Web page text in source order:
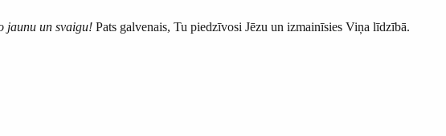
jaunu un svaigu! Pats galvenais, Tu piedzīvosi Jēzu un izmainīsies Viņa līdzībā.